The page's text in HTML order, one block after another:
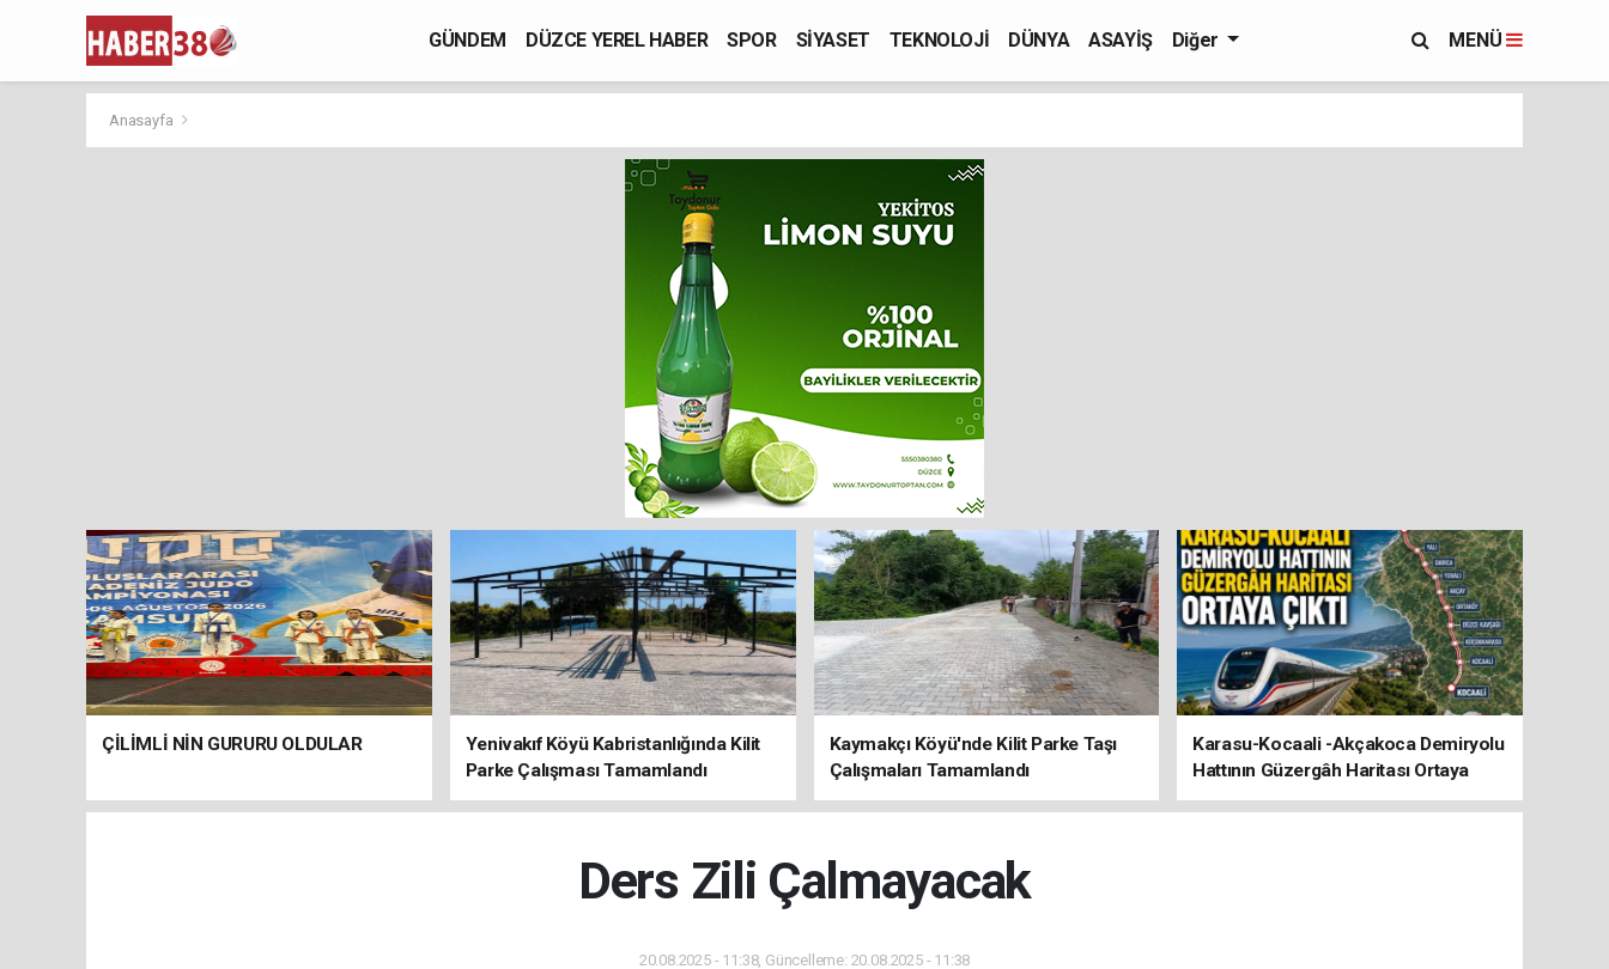
GÜNDEM DÜZCE YEREL HABER SPOR SİYASET TEKNOLOJİ DÜNYA ASAYİŞ Diğer MENÜ
Anasayfa
ÇİLİMLİ NİN GURURU OLDULAR
Yenivakıf Köyü Kabristanlığında Kilit
Parke Çalışması Tamamlandı
Kaymakçı Köyü'nde Kilit Parke Taşı
Çalışmaları Tamamlandı
Karasu-Kocaali -Akçakoca Demiryolu
Hattının Güzergâh Haritası Ortaya
Çıktı
Ders Zili Çalmayacak
20.08.2025 - 11:38, Güncelleme: 20.08.2025 - 11:38